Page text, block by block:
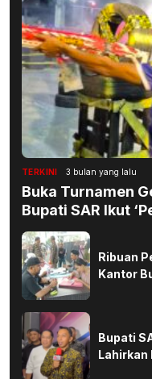
TERKINI 3 bulan yang lalu
Buka Turnamen
Bupati SAR Ikut
Ribuan
Kantor
Bupati
Lahirkan